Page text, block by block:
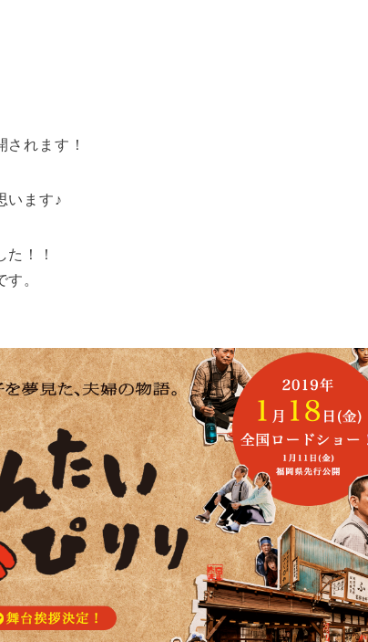
れます！
います♪
！！
。